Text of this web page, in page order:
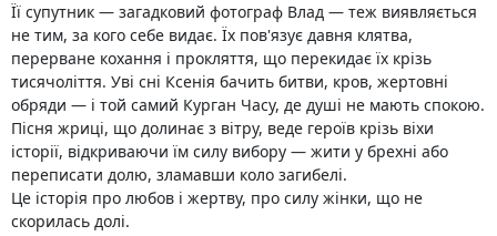
Її супутник — загадковий фотограф Влад — теж виявляється
не тим, за кого себе видає. Їх пов'язує давня клятва,
перерване кохання і прокляття, що перекидає їх крізь
тисячоліття. Уві сні Ксенія бачить битви, кров, жертовні
обряди — і той самий Курган Часу, де душі не мають спокою.
Пісня жриці, що долинає з вітру, веде героїв крізь віхи
історії, відкриваючи їм силу вибору — жити у брехні або
переписати долю, зламавши коло загибелі.
Це історія про любов і жертву, про силу жінки, що не
скорилась долі.